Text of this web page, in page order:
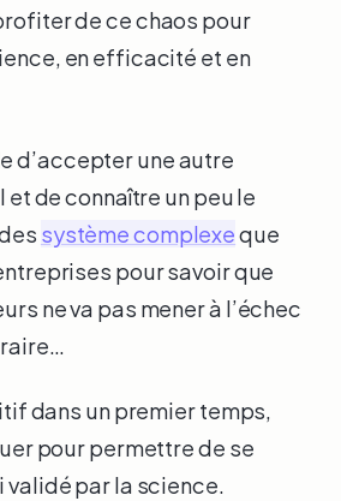
de ce chaos pour
en efficacité et en
d’accepter une autre
de connaître un peu le
système complexeque
pour savoir que
ne va pas mener à l’échec
dans un premier temps,
pour permettre de se
validé par la science.